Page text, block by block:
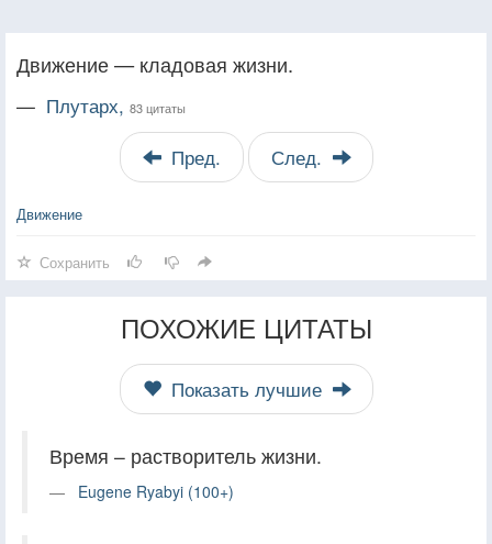
Движение — кладовая жизни.
— Плутарх, 83 цитаты
Пред. След.
Движение
Сохранить
ПОХОЖИЕ ЦИТАТЫ
Показать лучшие
Время – растворитель жизни.
Eugene Ryabyi (100+)